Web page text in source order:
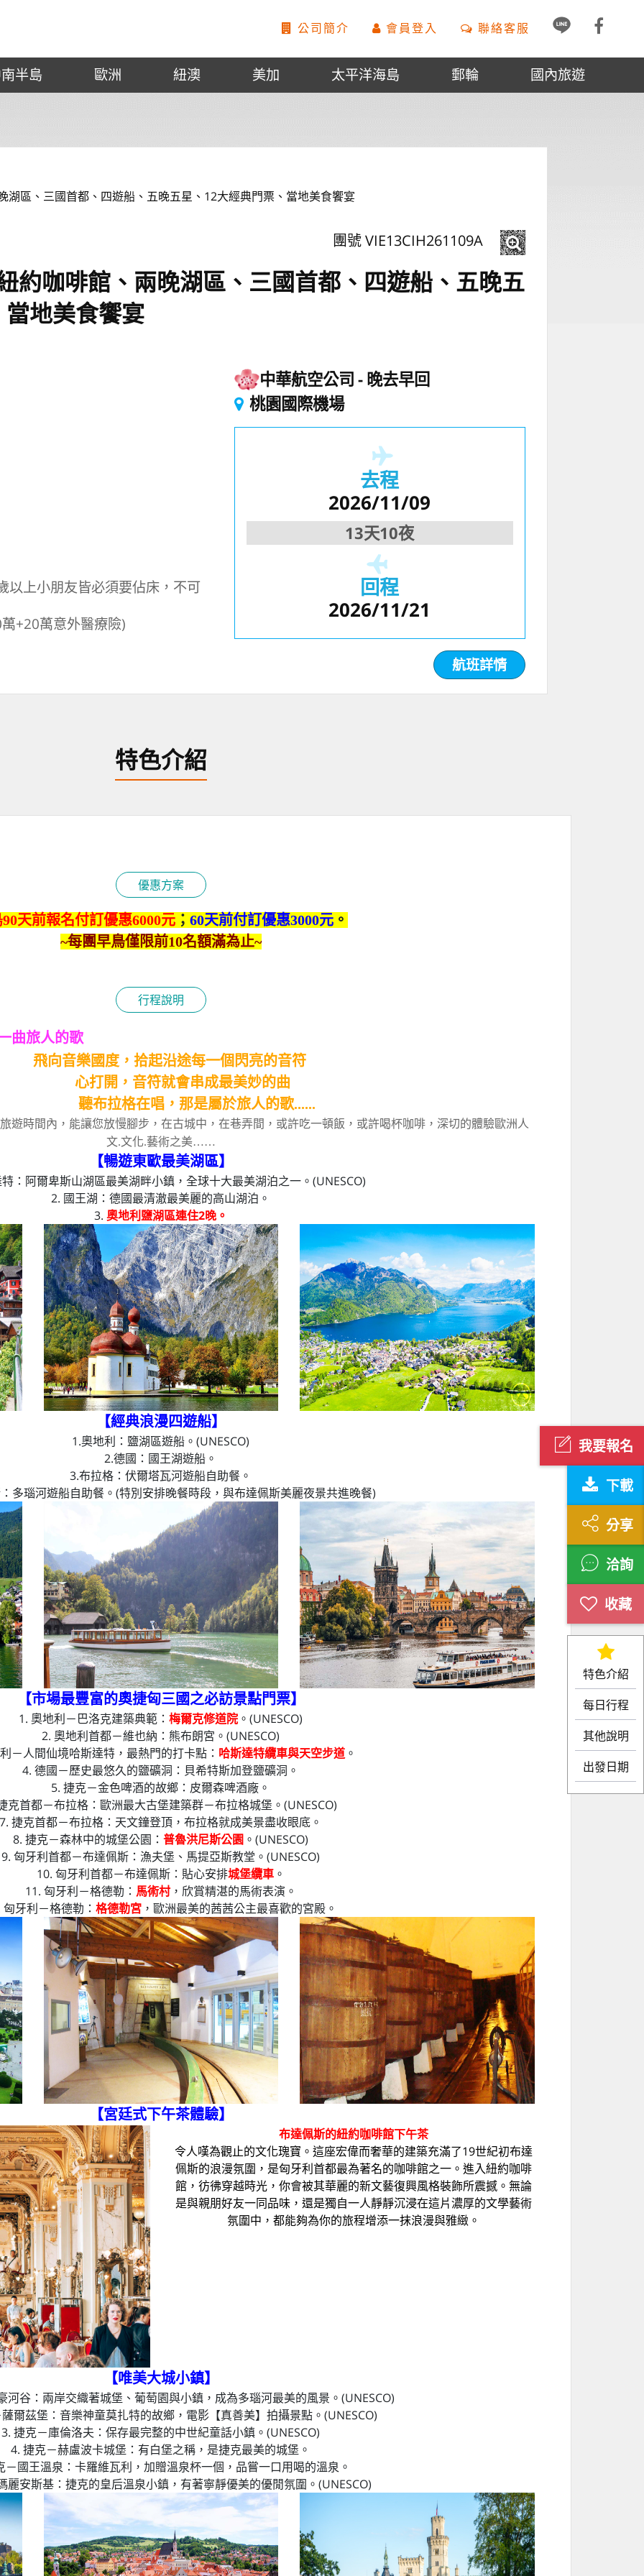
公司簡介 會員登入 聯絡客服
半島 歐洲 紐澳 美加 太平洋海島 郵輪 國內旅遊
我要報名
下載
分享
洽詢
特色介紹
每日行程
其他說明
出發日期
湖區、三國首都、四遊船、五晚五星、12大經典門票、當地美食饗宴
團號 VIE13CIH261109A
約咖啡館、兩晚湖區、三國首都、四遊船、五晚五
地美食饗宴
以上小朋友皆必須要佔床，不可
+20萬意外醫療險)
中華航空公司
晚去早回
桃園國際機場
去程
2026/11/09
13天10夜
回程
2026/11/21
航班詳情
特色介紹
優惠方案
天前報名付訂優惠6000元； 60天前付訂優惠3000元。
~每團早鳥僅限前10名額滿為止~
行程說明
曲旅人的歌
飛向音樂國度，拾起沿途每一個閃亮的音符
心打開，音符就會串成最美妙的曲
聽布拉格在唱，那是屬於旅人的歌......
遊時間內，能讓您放慢腳步，在古城中，在巷弄間，或許吃一頓飯，或許喝杯咖啡，深切的體驗歐洲人
文.文化.藝術之美……
【暢遊東歐最美湖區】
：阿爾卑斯山湖區最美湖畔小鎮，全球十大最美湖泊之一。(UNESCO)
2. 國王湖：德國最清澈最美麗的高山湖泊。
3. 奧地利鹽湖區連住2晚。
【經典浪漫四遊船】
1.奧地利：鹽湖區遊船。(UNESCO)
2.德國：國王湖遊船。
3.布拉格：伏爾塔瓦河遊船自助餐。
多瑙河遊船自助餐。(特別安排晚餐時段，與布達佩斯美麗夜景共進晚餐)
【市場最豐富的奧捷匈三國之必訪景點門票】
1. 奧地利－巴洛克建築典範：梅爾克修道院 。(UNESCO)
2. 奧地利首都－維也納：熊布朗宮。(UNESCO)
－人間仙境哈斯達特，最熱門的打卡點： 哈斯達特纜車與天空步道 。
4. 德國－歷史最悠久的鹽礦洞：貝希特斯加登鹽礦洞。
5. 捷克－金色啤酒的故鄉：皮爾森啤酒廠。
克首都－布拉格：歐洲最大古堡建築群－布拉格城堡。(UNESCO)
7. 捷克首都－布拉格：天文鐘登頂，布拉格就成美景盡收眼底。
8. 捷克－森林中的城堡公園：普魯洪尼斯公園 。(UNESCO)
9. 匈牙利首都－布達佩斯：漁夫堡、馬提亞斯教堂。(UNESCO)
10. 匈牙利首都－布達佩斯：貼心安排城堡纜車。
11. 匈牙利－格德勒： 馬術村，欣賞精湛的馬術表演。
匈牙利－格德勒： 格德勒宮，歐洲最美的茜茜公主最喜歡的宮殿。
【宮廷式下午茶體驗】
布達佩斯的紐約咖啡館下午茶
令人嘆為觀止的文化瑰寶。這座宏偉而奢華的建築充滿了19世紀初布達
佩斯的浪漫氛圍，是匈牙利首都最為著名的咖啡館之一。進入紐約咖啡
館，彷彿穿越時光，你會被其華麗的新文藝復興風格裝飾所震撼。無論
是與親朋好友一同品味，還是獨自一人靜靜沉浸在這片濃厚的文學藝術
氛圍中，都能夠為你的旅程增添一抹浪漫與雅緻。
【唯美大城小鎮】
河谷：兩岸交織著城堡、葡萄園與小鎮，成為多瑙河最美的風景。(UNESCO)
爾茲堡：音樂神童莫扎特的故鄉，電影【真善美】拍攝景點。(UNESCO)
3. 捷克－庫倫洛夫：保存最完整的中世紀童話小鎮。(UNESCO)
4. 捷克－赫盧波卡城堡：有白堡之稱，是捷克最美的城堡。
－國王溫泉：卡羅維瓦利，加贈溫泉杯一個，品嘗一口用喝的溫泉。
麗安斯基：捷克的皇后溫泉小鎮，有著寧靜優美的優閒氛圍。(UNESCO)